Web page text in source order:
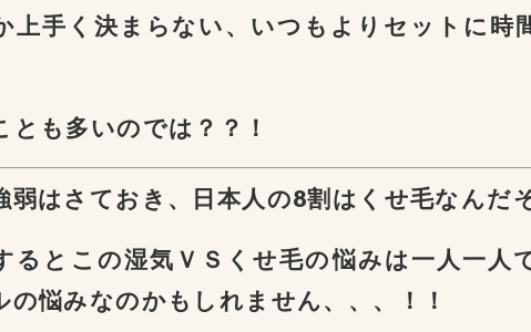
上手く決まらない、いつもよりセットに時
とも多いのでは？？！
弱はさておき、日本人の8割はくせ毛なんだ
るとこの湿気ＶＳくせ毛の悩みは一人一人
の悩みなのかもしれません、、、！！